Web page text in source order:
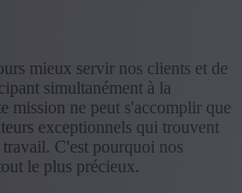
mieux servir nos clients et de
simultanément à la
mission ne peut s'accomplir que
exceptionnels qui trouvent
C'est pourquoi nos
le plus précieux.